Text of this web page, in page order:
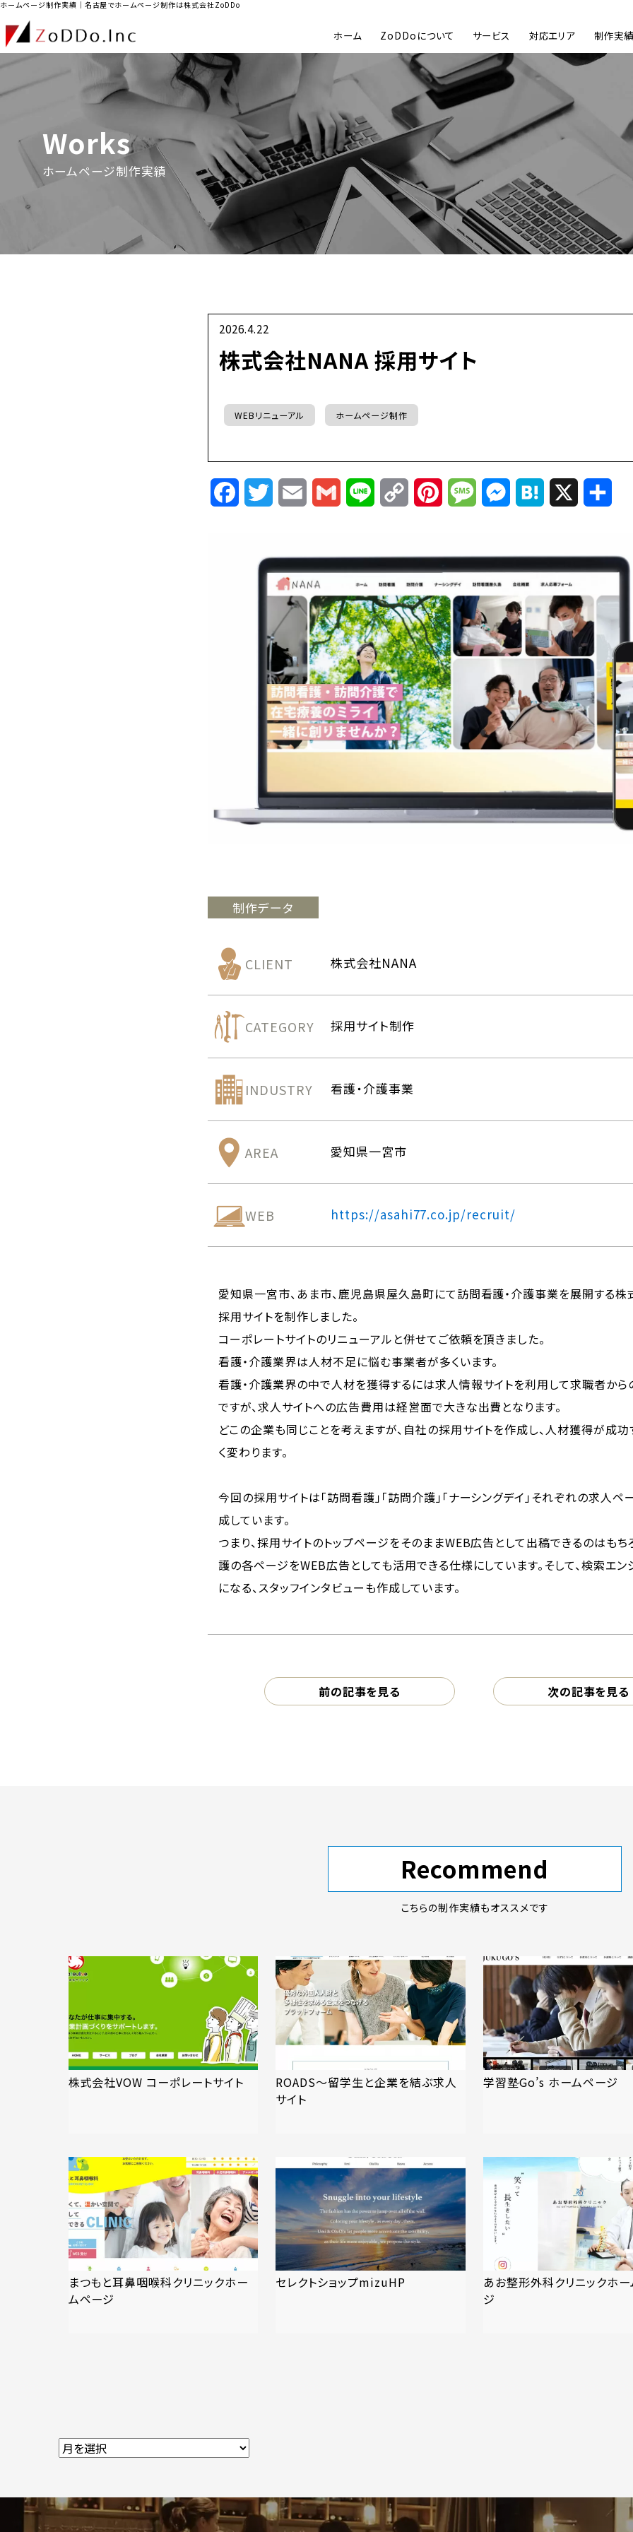
ホームページ制作実績｜名古屋でホームページ制作は株式会社ZoDDo
ホーム ZoDDoについて サービス 対応エリア 制作実績
Works
ホームページ制作実績
2026.4.22
株式会社NANA 採用サイト
WEBリニューアル ホームページ制作
FacebookTwitterEmail Gmail Line
Copy
Link
PinterestMessageMessenger
Hatena
制作データ
CLIENT 株式会社NANA
CATEGORY 採用サイト制作
INDUSTRY 看護・介護事業
AREA 愛知県一宮市
WEB https://asahi77.co.jp/recruit/
愛知県一宮市、あま市、鹿児島県屋久島町にて訪問看護・介護事業を展開する
採用サイトを制作しました。
コーポレートサイトのリニューアルと併せてご依頼を頂きました。
看護・介護業界は人材不足に悩む事業者が多くいます。
看護・介護業界の中で人材を獲得するには求人情報サイトを利用して求職者か
ですが、求人サイトへの広告費用は経営面で大きな出費となります。
どこの企業も同じことを考えますが、自社の採用サイトを作成し、人材獲得が成
く変わります。
今回の採用サイトは「訪問看護」「訪問介護」「ナーシングデイ」それぞれの求人
成しています。
つまり、採用サイトのトップページをそのままWEB広告として出稿できるのはもち
護の各ページをWEB広告としても活用できる仕様にしています。そして、検索エ
になる、スタッフインタビューも作成しています。
前の記事を見る 次の記事を見る
Recommend
こちらの制作実績もオススメです
株式会社VOW コーポレートサイト
ROADS〜留学生と企業を結ぶ求人
サイト
学習塾Go’s ホームページ
まつもと耳鼻咽喉科クリニックホー
ムページ
セレクトショップmizuHP
あお整形外科クリニックホ
ジ